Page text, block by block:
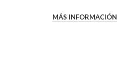
MÁS INFORMACIÓN